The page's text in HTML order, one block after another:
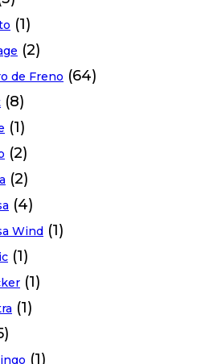
(1)
(2)
de Freno (64)
(8)
(1)
(2)
(2)
(4)
Wind (1)
(1)
(1)
(1)
(1)